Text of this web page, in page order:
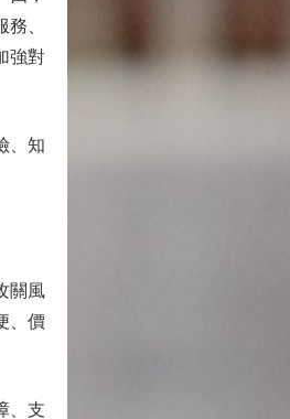
、
強對
、知
關風
、價
、支